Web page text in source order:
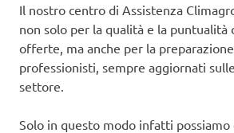
Il nostro centro di Assistenza
non solo per la qualità e la puntualità
offerte, ma anche per la
professionisti, sempre aggiornati
settore.
Solo in questo modo infatti